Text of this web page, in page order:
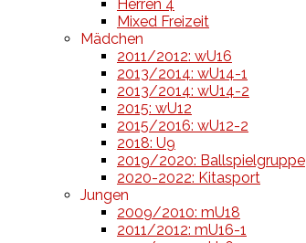
Herren 4
Mixed Freizeit
Mädchen
2011/2012: wU16
2013/2014: wU14-1
2013/2014: wU14-2
2015: wU12
2015/2016: wU12-2
2018: U9
2019/2020: Ballspielgruppe
2020-2022: Kitasport
Jungen
2009/2010: mU18
2011/2012: mU16-1